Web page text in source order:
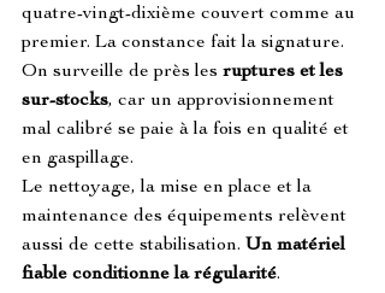
quatre-vingt-dixième couvert comme au
premier. La constance fait la signature.
On surveille de près les ruptures et les
sur-stocks, car un approvisionnement
mal calibré se paie à la fois en qualité et
en gaspillage.
Le nettoyage, la mise en place et la
maintenance des équipements relèvent
aussi de cette stabilisation. Un matériel
fiable conditionne la régularité.